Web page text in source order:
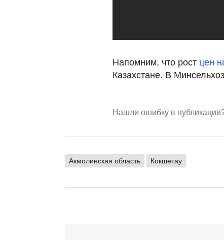
Напомним, что рост цен
Казахстане. В
Нашли ошибку в
Акмолинская область Кокшетау